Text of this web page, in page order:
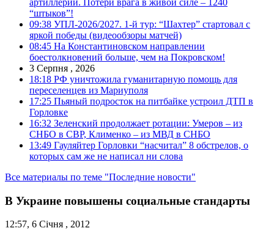
“штыков”!
09:38 УПЛ-2026/2027. 1-й тур: “Шахтер” стартовал с
яркой победы (видеообзоры матчей)
08:45 На Константиновском направлении
боестолкновений больше, чем на Покровском!
3 Серпня , 2026
18:18 РФ уничтожила гуманитарную помощь для
переселенцев из Мариуполя
17:25 Пьяный подросток на питбайке устроил ДТП в
Горловке
16:32 Зеленский продолжает ротации: Умеров – из
СНБО в СВР, Клименко – из МВД в СНБО
13:49 Гауляйтер Горловки “насчитал” 8 обстрелов, о
которых сам же не написал ни слова
Все материалы по теме "Последние новости"
В Украине повышены социальные стандарты
12:57, 6 Січня , 2012